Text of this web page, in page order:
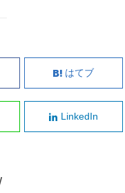
はてブ
LinkedIn